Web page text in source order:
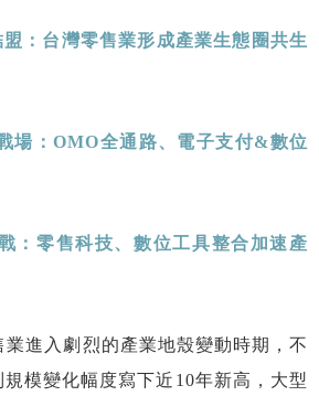
：台灣零售業形成產業生態圈共生
場：OMO全通路、電子支付&數位
：零售科技、數位工具整合加速產
業進入劇烈的產業地殼變動時期，不
模變化幅度寫下近10年新高，大型